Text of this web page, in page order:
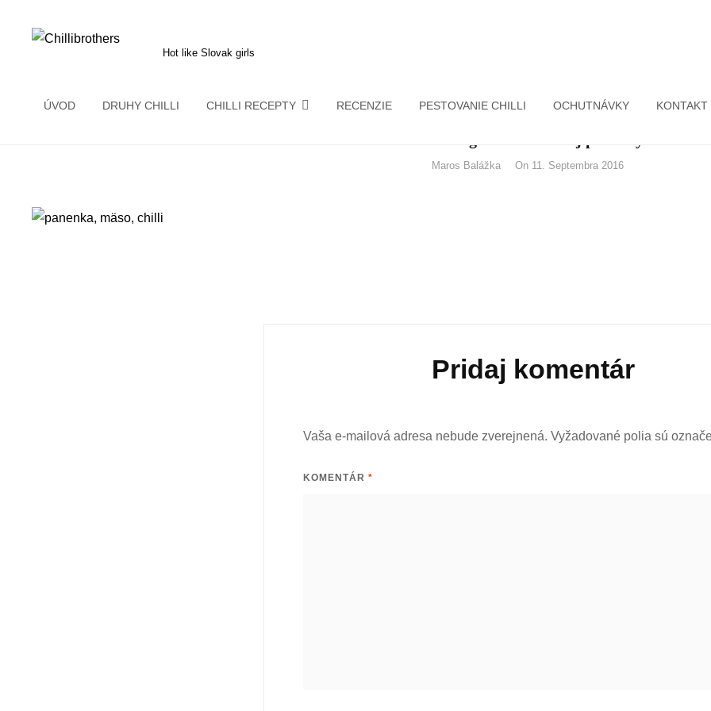
Hot like Slovak girls
ÚVOD DRUHY CHILLI CHILLI RECEPTY RECENZIE PESTOVANIE CHILLI OCHUTNÁVKY
KONTAKT
By
Maros Balážka On 11. Septembra 2016
Pridaj komentár
Vaša e-mailová adresa nebude zverejnená. Vyžadované polia sú
KOMENTÁR *